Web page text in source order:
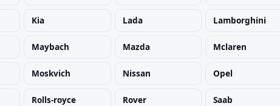
Kia Lada Lamborghini
Maybach Mazda Mclaren
Moskvich Nissan Opel
Rolls-royce Rover Saab